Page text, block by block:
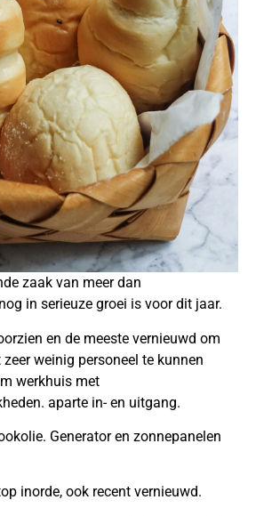
zaak van meer dan
in serieuze groei is voor dit jaar.
en de meeste vernieuwd om
weinig personeel te kunnen
werkhuis met
aparte in- en uitgang.
Generator en zonnepanelen
inorde, ook recent vernieuwd.